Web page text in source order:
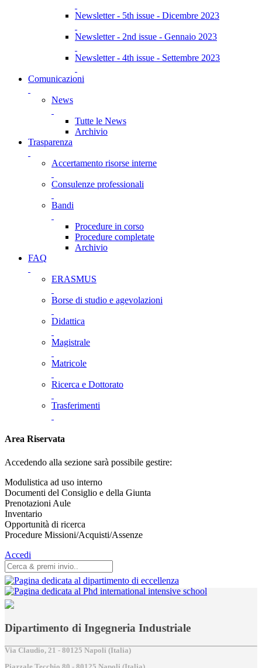
Newsletter - 5th issue - Dicembre 2023
Newsletter - 2nd issue - Gennaio 2023
Newsletter - 4th issue - Settembre 2023
Comunicazioni
News
Tutte le News
Archivio
Trasparenza
Accertamento risorse interne
Consulenze professionali
Bandi
Procedure in corso
Procedure completate
Archivio
FAQ
ERASMUS
Borse di studio e agevolazioni
Didattica
Magistrale
Matricole
Ricerca e Dottorato
Trasferimenti
Area Riservata
Accedendo alla sezione sarà possibile gestire:
Modulistica ad uso interno
Documenti del Consiglio e della Giunta
Prenotazioni Aule
Inventario
Opportunità di ricerca
Procedure Missioni/Acquisti/Assenze
Accedi
Dipartimento di Ingegneria Industriale
Via Claudio, 21 - 80125 Napoli (Italia)